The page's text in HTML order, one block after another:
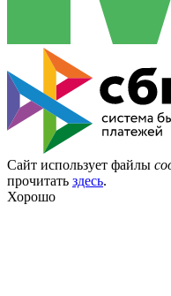
Сайт использует файлы
прочитать здесь.
Хорошо